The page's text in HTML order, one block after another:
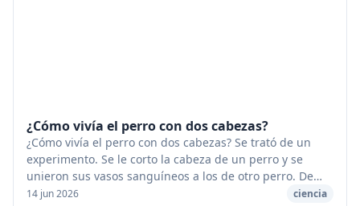
¿Cómo vivía el perro con dos cabezas?
¿Cómo vivía el perro con dos cabezas? Se trató de un
experimento. Se le corto la cabeza de un perro y se
unieron sus vasos sanguíneos a los de otro perro. De
manera que esas dos cabezas sólo tenían un...
14 jun 2026 ciencia